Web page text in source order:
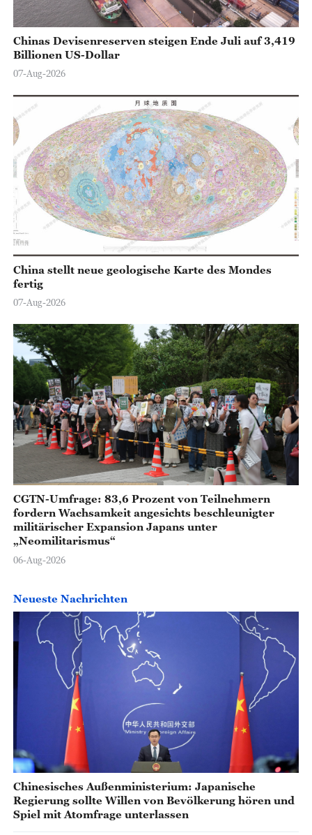
Chinas Devisenreserven steigen Ende Juli auf 3,419
Billionen US-Dollar
07-Aug-2026
China stellt neue geologische Karte des Mondes
fertig
07-Aug-2026
CGTN-Umfrage: 83,6 Prozent von Teilnehmern
fordern Wachsamkeit angesichts beschleunigter
militärischer Expansion Japans unter
„Neomilitarismus“
06-Aug-2026
Neueste Nachrichten
Chinesisches Außenministerium: Japanische
Regierung sollte Willen von Bevölkerung hören und
Spiel mit Atomfrage unterlassen